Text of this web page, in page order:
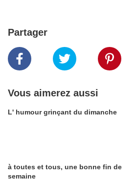
Partager
Vous aimerez aussi
L' humour grinçant du dimanche
à toutes et tous, une bonne fin de
semaine